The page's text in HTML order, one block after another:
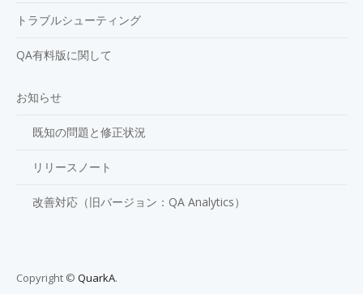
トラブルシューティング
QA有料版に関して
お知らせ
既知の問題と修正状況
リリースノート
改善対応（旧バージョン：QA Analytics）
Copyright © QuarkA.